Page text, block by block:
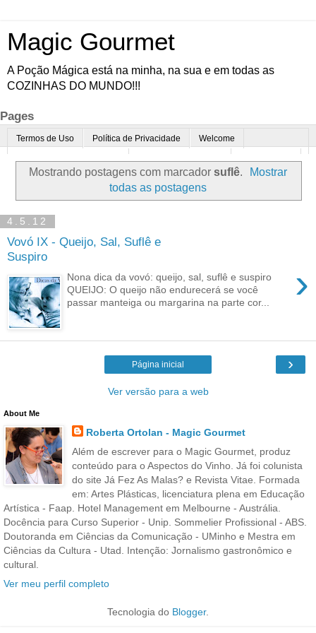
Magic Gourmet
A Poção Mágica está na minha, na sua e em todas as
COZINHAS DO MUNDO!!!
Pages
Termos de Uso Política de Privacidade Welcome
Enoturismo Minha Cozinha Dicas da vovó Mais
Parcerias Contato
Mostrando postagens com marcador suflê.
Mostrar
todas as postagens
4.5.12
Vovó IX - Queijo, Sal, Suflê e
Suspiro
›
Nona dica da vovó: queijo, sal, suflê e suspiro
QUEIJO: O queijo não endurecerá se você
passar manteiga ou margarina na parte cor...
›
Página inicial
Ver versão para a web
About Me
Roberta Ortolan - Magic Gourmet
Além de escrever para o Magic Gourmet, produz
conteúdo para o Aspectos do Vinho. Já foi colunista
do site Já Fez As Malas? e Revista Vitae. Formada
em: Artes Plásticas, licenciatura plena em Educação
Artística - Faap. Hotel Management em Melbourne - Austrália.
Docência para Curso Superior - Unip. Sommelier Profissional - ABS.
Doutoranda em Ciências da Comunicação - UMinho e Mestra em
Ciências da Cultura - Utad. Intenção: Jornalismo gastronômico e
cultural.
Ver meu perfil completo
Tecnologia do Blogger.